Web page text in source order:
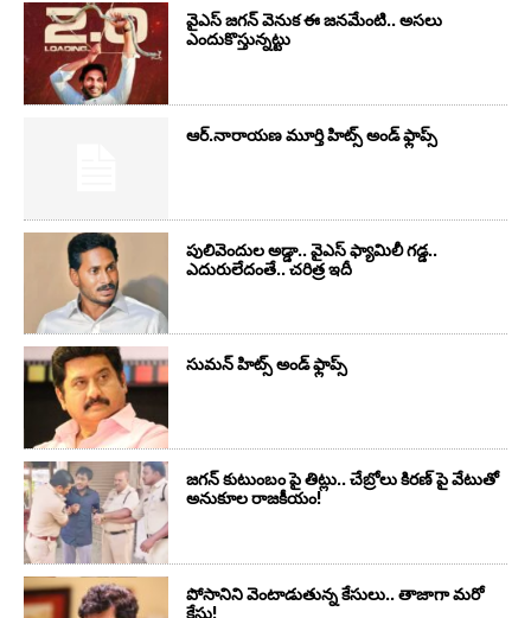
వైఎస్‌ జగన్‌ వెనుక ఈ జనమేంటి.. అసలు
ఎందుకొస్తున్నట్టు
ఆర్‌.నారాయ‌ణ మూర్తి హిట్స్ అండ్ ఫ్లాప్స్‌
పులివెందుల అడ్డా.. వైఎస్ ఫ్యామిలీ గడ్డ..
ఎదురులేదంతే.. చరిత్ర ఇదీ
సుమ‌న్ హిట్స్ అండ్ ఫ్లాప్స్‌
జగన్ కుటుంబం పై తిట్లు.. చేబ్రోలు కిరణ్ పై వేటుతో
అనుకూల రాజకీయం!
పోసానిని వెంటాడుతున్న కేసులు.. తాజాగా మరో
కేసు!